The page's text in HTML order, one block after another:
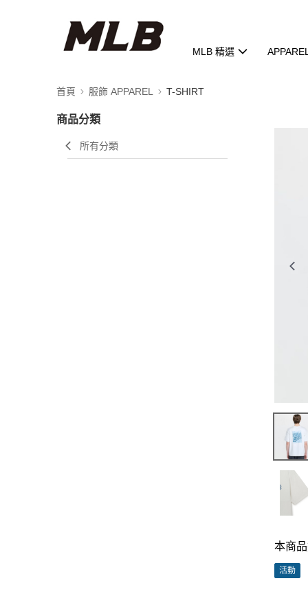
MLB 精選 APPAREL
首頁 服飾 APPAREL T-SHIRT
商品分類
所有分類
本商
活動